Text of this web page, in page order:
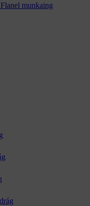
Flanel munkaing